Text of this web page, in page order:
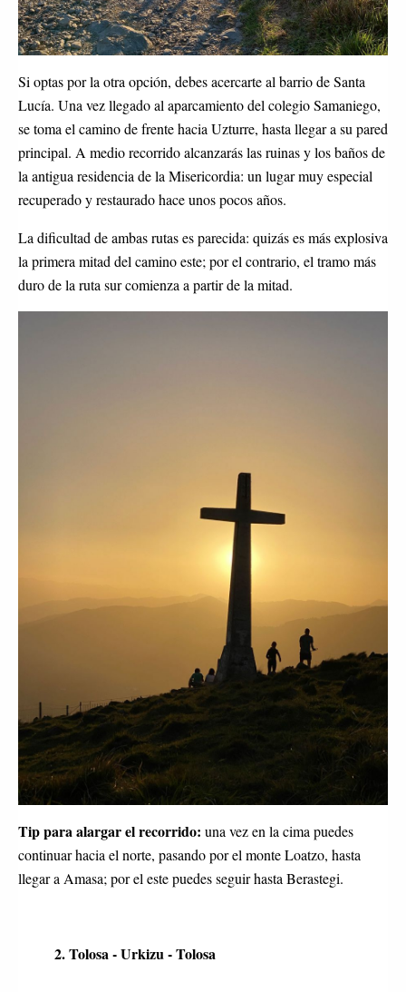
Si optas por la otra opción, debes acercarte al barrio de Santa
Lucía. Una vez llegado al aparcamiento del colegio Samaniego,
se toma el camino de frente hacia Uzturre, hasta llegar a su pared
principal. A medio recorrido alcanzarás las ruinas y los baños de
la antigua residencia de la Misericordia: un lugar muy especial
recuperado y restaurado hace unos pocos años.
La dificultad de ambas rutas es parecida: quizás es más explosiva
la primera mitad del camino este; por el contrario, el tramo más
duro de la ruta sur comienza a partir de la mitad.
Tip para alargar el recorrido: una vez en la cima puedes
continuar hacia el norte, pasando por el monte Loatzo, hasta
llegar a Amasa; por el este puedes seguir hasta Berastegi.
2. Tolosa - Urkizu - Tolosa